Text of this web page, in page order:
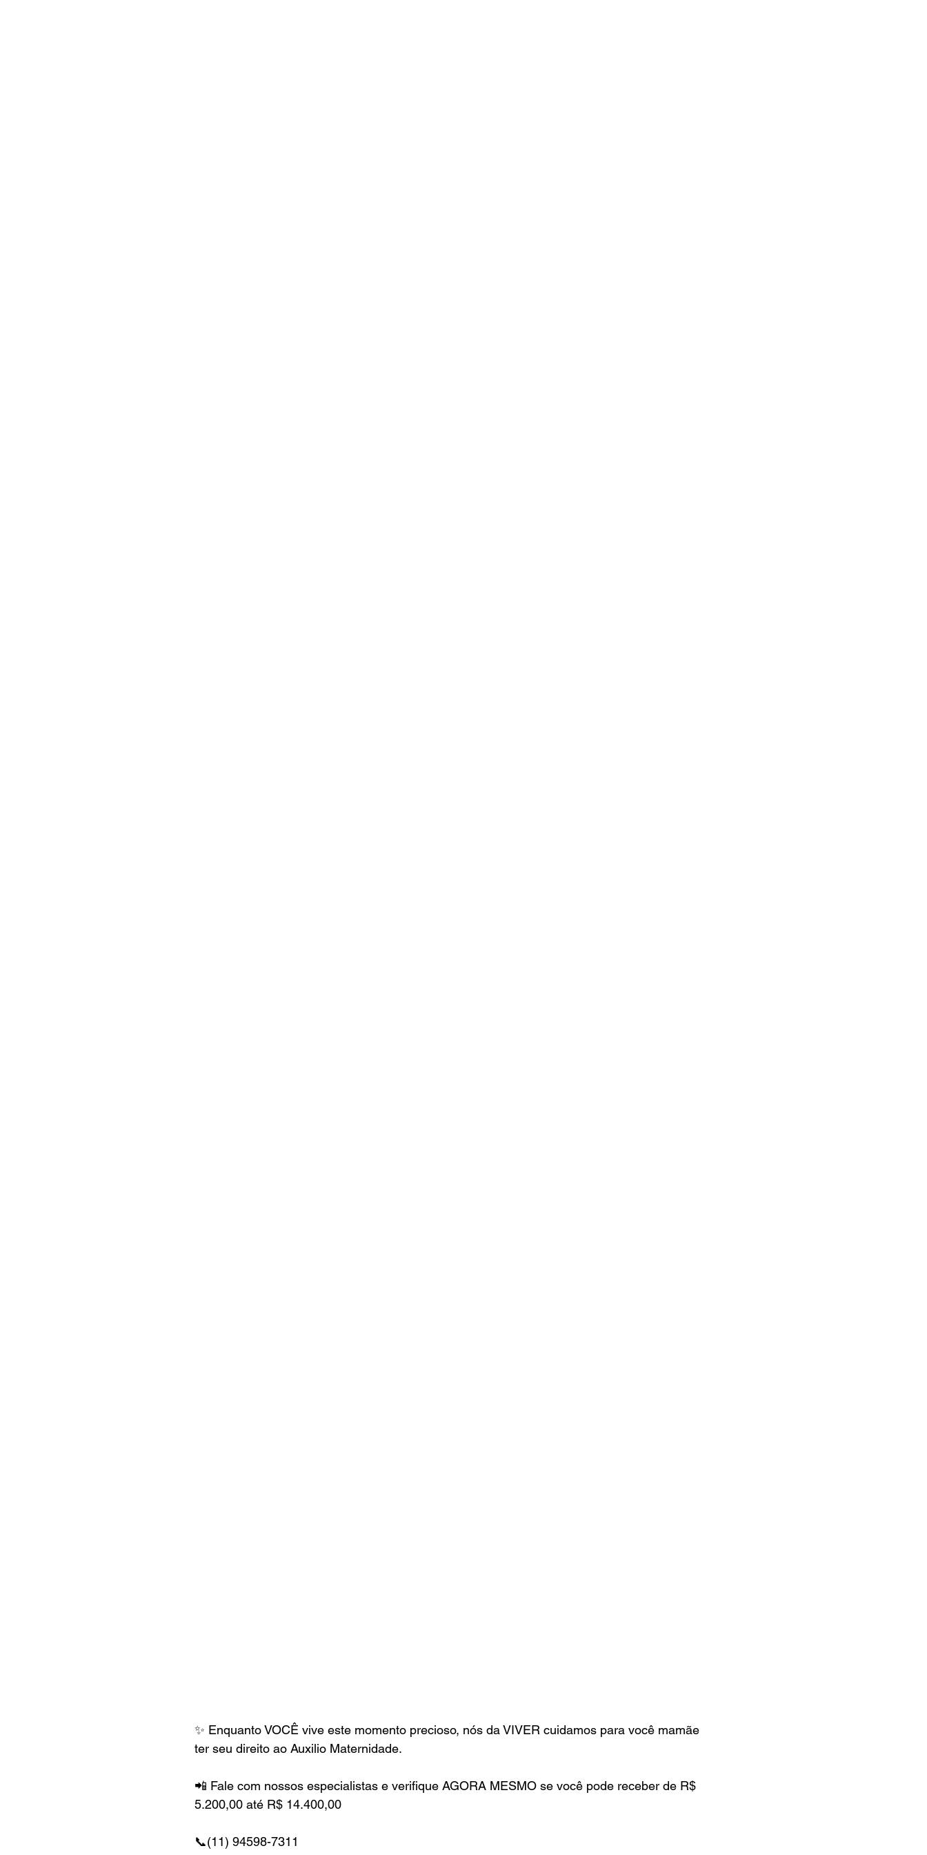
✨ Enquanto VOCÊ vive este momento precioso, nós da VIVER cuidamos para você mamãe
ter seu direito ao Auxilio Maternidade.
📲 Fale com nossos especialistas e verifique AGORA MESMO se você pode receber de R$
5.200,00 até R$ 14.400,00
📞(11) 94598-7311